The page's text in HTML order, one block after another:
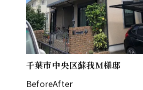
千葉市中央区蘇我M様邸
BeforeAfter
無料診断・お見積り